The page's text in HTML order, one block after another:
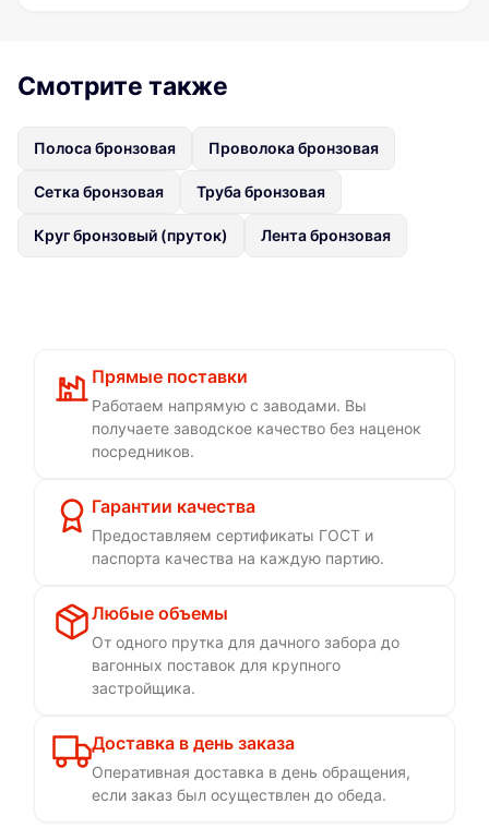
Смотрите также
Полоса бронзовая Проволока бронзовая
Сетка бронзовая Труба бронзовая
Круг бронзовый (пруток) Лента бронзовая
Прямые поставки
Работаем напрямую с заводами. Вы
получаете заводское качество без наценок
посредников.
Гарантии качества
Предоставляем сертификаты ГОСТ и
паспорта качества на каждую партию.
Любые объемы
От одного прутка для дачного забора до
вагонных поставок для крупного
застройщика.
Доставка в день заказа
Оперативная доставка в день обращения,
если заказ был осуществлен до обеда.